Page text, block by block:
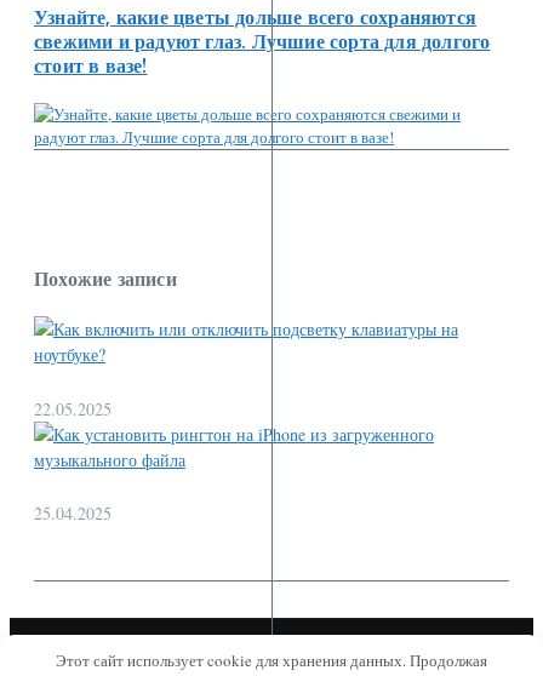
Узнайте, какие цветы дольше всего сохраняются
свежими и радуют глаз. Лучшие сорта для долгого
стоит в вазе!
Похожие записи
22.05.2025
25.04.2025
Copyright © 2026 Tech Семья | Работает на Журнал новостей X
Этот сайт использует cookie для хранения данных. Продолжая